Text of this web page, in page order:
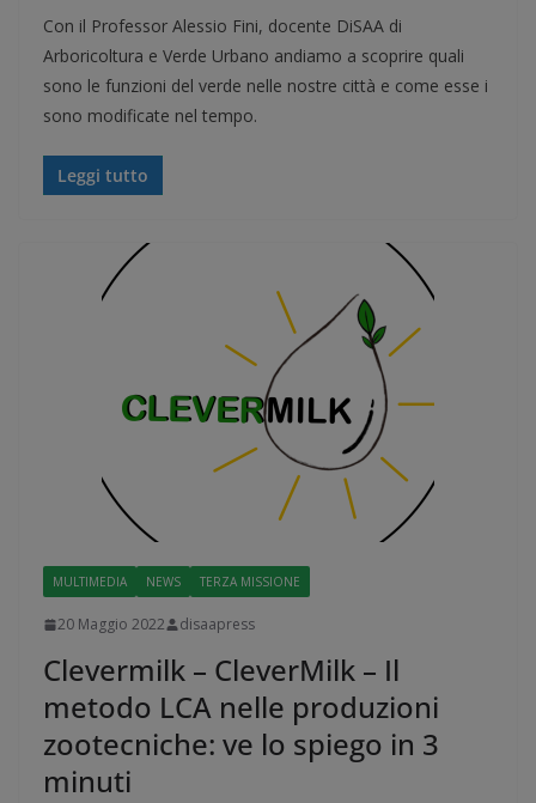
Con il Professor Alessio Fini, docente DiSAA di
Arboricoltura e Verde Urbano andiamo a scoprire quali
sono le funzioni del verde nelle nostre città e come esse i
sono modificate nel tempo.
Leggi tutto
MULTIMEDIA NEWS TERZA MISSIONE
20 Maggio 2022 disaapress
Clevermilk – CleverMilk – Il
metodo LCA nelle produzioni
zootecniche: ve lo spiego in 3
minuti